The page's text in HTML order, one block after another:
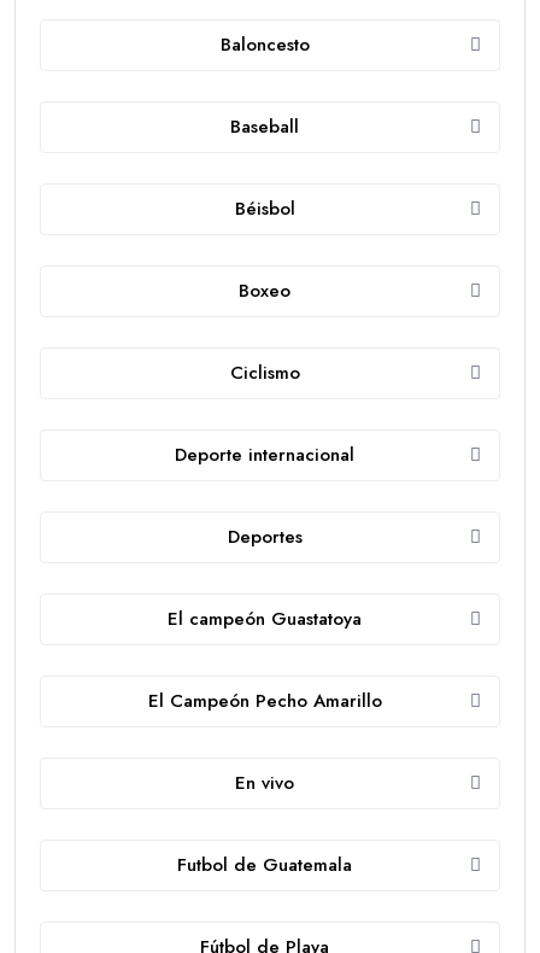
Baloncesto
Baseball
Béisbol
Boxeo
Ciclismo
Deporte internacional
Deportes
El campeón Guastatoya
El Campeón Pecho Amarillo
En vivo
Futbol de Guatemala
Fútbol de Playa